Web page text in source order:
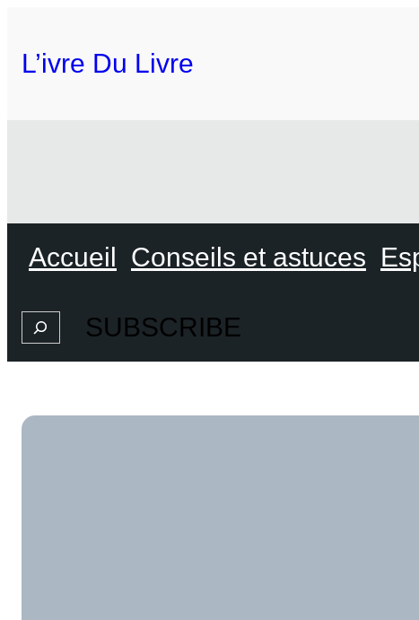
L’ivre Du Livre
Accueil Conseils et astuces
SearchSUBSCRIBE